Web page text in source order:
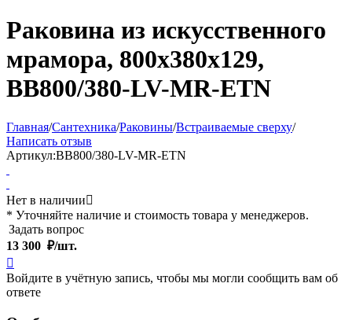
Раковина из искусственного
мрамора, 800x380x129,
BB800/380-LV-MR-ETN
Главная/Сантехника/Раковины/Встраиваемые сверху/
Написать отзыв
Артикул:BB800/380-LV-MR-ETN
Нет в наличии
* Уточняйте наличие и стоимость товара у менеджеров.
Задать вопрос
13 300 ₽/шт.

Войдите в учётную запись, чтобы мы могли сообщить вам об
ответе